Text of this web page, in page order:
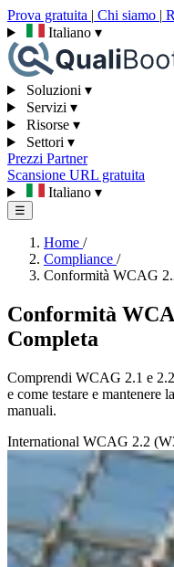
Prova gratuita | Chi siamo |
Italiano ▾
Soluzioni ▾
Servizi ▾
Risorse ▾
Settori ▾
Prezzi Partner
Scansione URL gratuita
Italiano ▾
☰
Home /
Compliance /
Conformità WCAG
Conformità
Completa
Comprendi WCAG 2.1 e
e come testare e mantenere
manuali.
International WCAG 2.2